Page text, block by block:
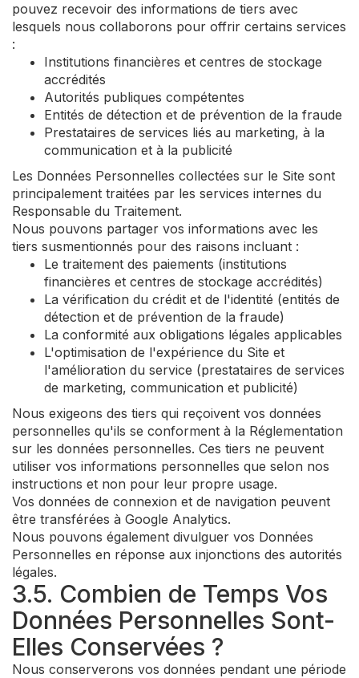
pouvez recevoir des informations de tiers avec
lesquels nous collaborons pour offrir certains services
:
Institutions financières et centres de stockage
accrédités
Autorités publiques compétentes
Entités de détection et de prévention de la fraude
Prestataires de services liés au marketing, à la
communication et à la publicité
Les Données Personnelles collectées sur le Site sont
principalement traitées par les services internes du
Responsable du Traitement.
Nous pouvons partager vos informations avec les
tiers susmentionnés pour des raisons incluant :
Le traitement des paiements (institutions
financières et centres de stockage accrédités)
La vérification du crédit et de l'identité (entités de
détection et de prévention de la fraude)
La conformité aux obligations légales applicables
L'optimisation de l'expérience du Site et
l'amélioration du service (prestataires de services
de marketing, communication et publicité)
Nous exigeons des tiers qui reçoivent vos données
personnelles qu'ils se conforment à la Réglementation
sur les données personnelles. Ces tiers ne peuvent
utiliser vos informations personnelles que selon nos
instructions et non pour leur propre usage.
Vos données de connexion et de navigation peuvent
être transférées à Google Analytics.
Nous pouvons également divulguer vos Données
Personnelles en réponse aux injonctions des autorités
légales.
3.5. Combien de Temps Vos
Données Personnelles Sont-
Elles Conservées ?
Nous conserverons vos données pendant une période